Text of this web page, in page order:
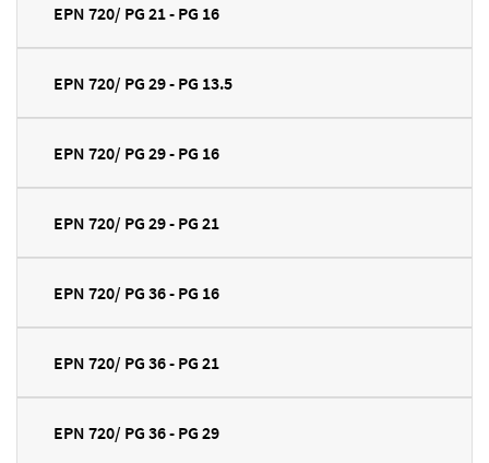
EPN 720/ PG 21 - PG 16
EPN 720/ PG 29 - PG 13.5
EPN 720/ PG 29 - PG 16
EPN 720/ PG 29 - PG 21
EPN 720/ PG 36 - PG 16
EPN 720/ PG 36 - PG 21
EPN 720/ PG 36 - PG 29